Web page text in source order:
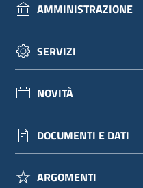
Seguici
su
AMMINISTRAZIONE
SERVIZI
NOVITÀ
DOCUMENTI E DATI
ARGOMENTI